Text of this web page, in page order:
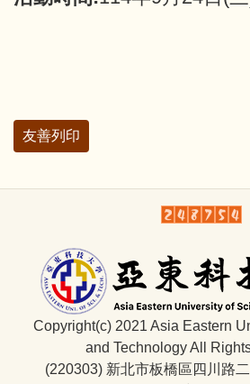
友善列印
Copyright(c) 2021 Asia Eastern
and Technology All
(220303) 新北市板橋區四川路